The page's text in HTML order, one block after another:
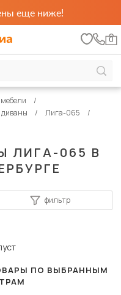
еще ниже!
0
ЛИГА-065 В
диваны
Лига-065
фильтр
ПО ВЫБРАННЫМ